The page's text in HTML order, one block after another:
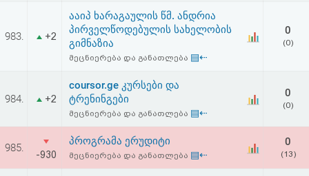
რეგისტრაცია
პაროლის
აღდგენა
HTML
კოდი
983. +2
ააიპ ხარაგაულის წმ. ანდრია
პირველწოდებულის სახელობის
გიმნაზია
მეცნიერება და განათლება ▤⇠
0
(0)
984. +2
coursor.ge კურსები და
ტრენინგები
მეცნიერება და განათლება ▤⇠
0
(0)
985.
-930
პროგრამა ერუდიტი
მეცნიერება და განათლება ▤⇠
0
(13)